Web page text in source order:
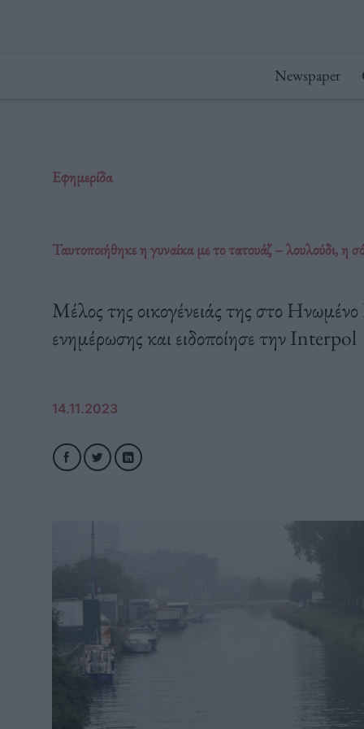
Newspaper
Εφημερίδα
Ταυτοποιήθηκε η γυναίκα με το τατουάζ – λουλούδι, η
Μέλος της οικογένειάς της στο
ενημέρωσης και ειδοποίησε την Interpol
14.11.2023